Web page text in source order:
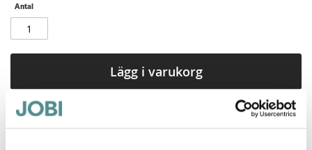
Antal
Lägg i varukorg
Maribor - clogs för krävande fötter och yrken